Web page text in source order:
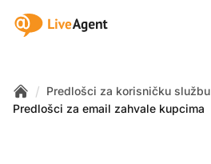
:site.title
Home
/ Predlošci za korisničku službu
Predlošci za email zahvale kupcima